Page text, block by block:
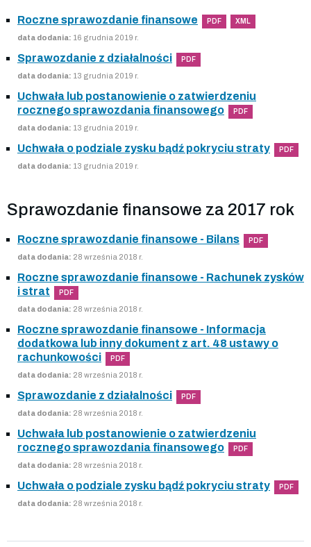
Roczne sprawozdanie finansowe PDF XML
data dodania: 16 grudnia 2019 r.
Sprawozdanie z działalności PDF
data dodania: 13 grudnia 2019 r.
Uchwała lub postanowienie o zatwierdzeniu
rocznego sprawozdania finansowego
PDF
data dodania: 13 grudnia 2019 r.
Uchwała o podziale zysku bądź pokryciu straty PDF
data dodania: 13 grudnia 2019 r.
Sprawozdanie finansowe za 2017 rok
Roczne sprawozdanie finansowe - Bilans PDF
data dodania: 28 września 2018 r.
Roczne sprawozdanie finansowe - Rachunek zysków
i strat
PDF
data dodania: 28 września 2018 r.
Roczne sprawozdanie finansowe - Informacja
dodatkowa lub inny dokument z art. 48 ustawy o
rachunkowości
PDF
data dodania: 28 września 2018 r.
Sprawozdanie z działalności PDF
data dodania: 28 września 2018 r.
Uchwała lub postanowienie o zatwierdzeniu
rocznego sprawozdania finansowego
PDF
data dodania: 28 września 2018 r.
Uchwała o podziale zysku bądź pokryciu straty PDF
data dodania: 28 września 2018 r.